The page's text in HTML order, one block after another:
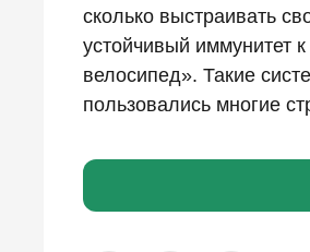
сколько выстраивать
устойчивый иммунитет
велосипед». Такие
пользовались многие